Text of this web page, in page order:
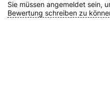
Sie müssen angemeldet sein,
Bewertung schreiben zu